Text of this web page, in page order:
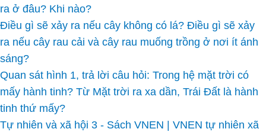
ra ở đâu? Khi nào?
Điều gì sẽ xảy ra nếu cây không có lá? Điều gì sẽ xảy
ra nếu cây rau cải và cây rau muống trồng ở nơi ít ánh
sáng?
Quan sát hình 1, trả lời câu hỏi: Trong hệ mặt trời có
mấy hành tinh? Từ Mặt trời ra xa dần, Trái Đất là hành
tinh thứ mấy?
Tự nhiên và xã hội 3 - Sách VNEN | VNEN tự nhiên xã